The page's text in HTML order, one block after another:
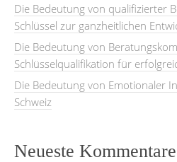
Die Bedeutung von qualifizierter
Schlüssel zur ganzheitlichen
Die Bedeutung von
Schlüsselqualifikation für
Die Bedeutung von Emotionaler
Schweiz
Neueste Kommentare